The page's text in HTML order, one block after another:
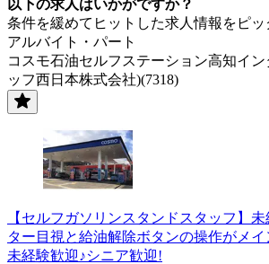
以下の求人はいかがですか？
条件を緩めてヒットした求人情報をピッ
アルバイト・パート
コスモ石油セルフステーション高知イ
ッフ西日本株式会社)(7318)
【セルフガソリンスタンドスタッフ】
ター目視と給油解除ボタンの操作がメ
未経験歓迎♪シニア歓迎!